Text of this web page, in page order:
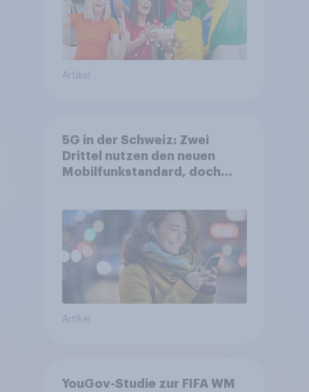
Artikel
5G in der Schweiz: Zwei
Drittel nutzen den neuen
Mobilfunkstandard, doch
Artikel
YouGov-Studie zur FIFA WM